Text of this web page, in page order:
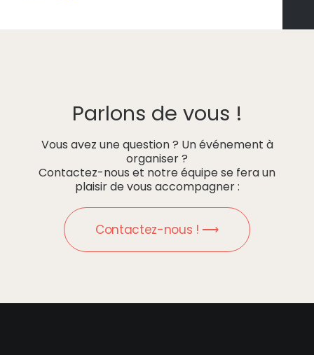
Parlons de vous !
Vous avez une question ? Un événement à
organiser ?
Contactez-nous et notre équipe se fera un
plaisir de vous accompagner :
Contactez-nous ! ⟶